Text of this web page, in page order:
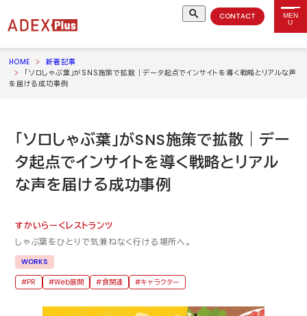
MEN
U
CONTACT
HOME
新着記事
「ソロしゃぶ葉」がSNS施策で拡散｜データ起点でインサイトを導く戦略とリアルな声
を届ける成功事例
「ソロしゃぶ葉」がSNS施策で拡散｜デー
タ起点でインサイトを導く戦略とリアル
な声を届ける成功事例
すかいらーくレストランツ
しゃぶ葉をひとりで気兼ねなく行ける場所へ。
WORKS
PR
Web展開 食関連 キャラクター